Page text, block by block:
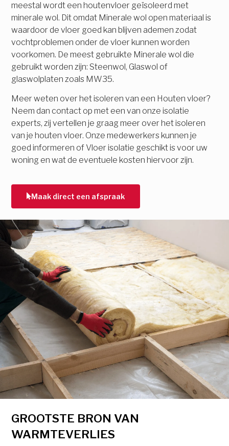
meestal wordt een houtenvloer geïsoleerd met
minerale wol. Dit omdat Minerale wol open materiaal is
waardoor de vloer goed kan blijven ademen zodat
vochtproblemen onder de vloer kunnen worden
voorkomen. De meest gebruikte Minerale wol die
gebruikt worden zijn: Steenwol, Glaswol of
glaswolplaten zoals MW35.
Meer weten over het isoleren van een Houten vloer?
Neem dan contact op met een van onze isolatie
experts, zij vertellen je graag meer over het isoleren
van je houten vloer. Onze medewerkers kunnen je
goed informeren of Vloer isolatie geschikt is voor uw
woning en wat de eventuele kosten hiervoor zijn.
Maak direct een afspraak
GROOTSTE BRON VAN
WARMTEVERLIES